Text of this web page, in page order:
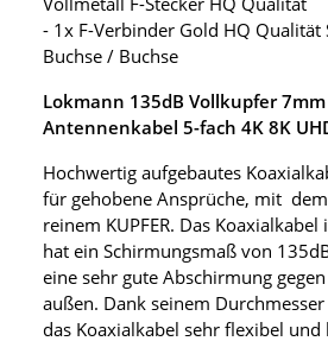
- 1x F-Verbinder Gold HQ Qualität
Buchse / Buchse
Lokmann 135dB Vollkupfer 7mm
Antennenkabel 5-fach 4K 8K
Hochwertig aufgebautes
für gehobene Ansprüche, mit
reinem KUPFER. Das
hat ein Schirmungsmaß von
eine sehr gute Abschirmung
außen. Dank seinem
das Koaxialkabel sehr flexibel und